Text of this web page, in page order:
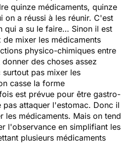
quinze médicaments, quinze
on a réussi à les réunir. C'est
qui a su le faire… Sinon il est
mixer les médicaments
physico-chimiques entre
des choses assez
pas mixer les
casse la forme
est prévue pour être gastro-
pas attaquer l'estomac. Donc il
les médicaments. Mais on tend
l'observance en simplifiant les
plusieurs médicaments